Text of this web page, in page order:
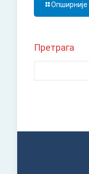
Опширније
Претрага